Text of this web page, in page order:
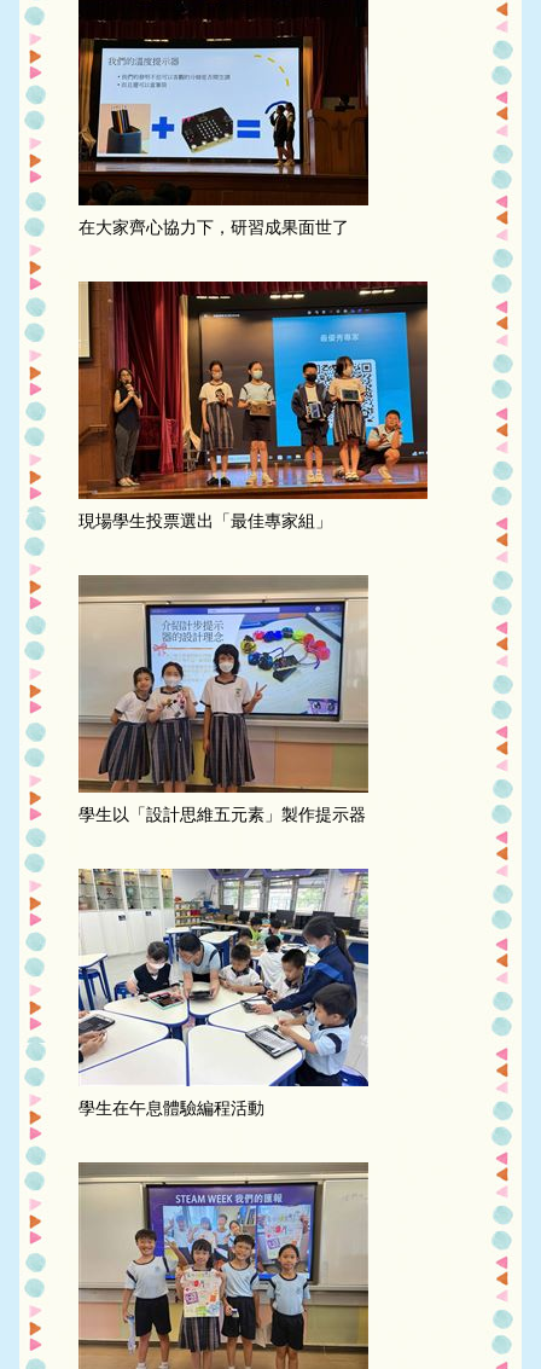
在大家齊心協力下，研習成果面世了
現場學生投票選出「最佳專家組」
學生以「設計思維五元素」製作提示器
學生在午息體驗編程活動